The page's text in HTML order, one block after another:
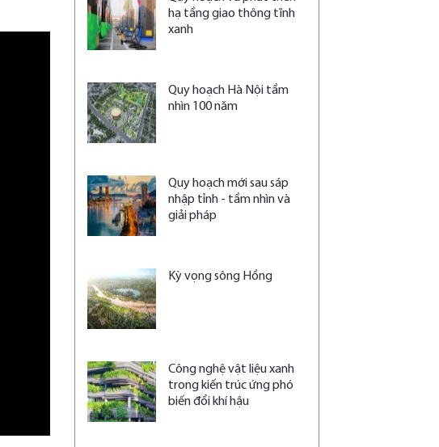
hạ tầng giao thông tĩnh
xanh
Quy hoạch Hà Nội tầm
nhìn 100 năm
Quy hoạch mới sau sáp
nhập tỉnh - tầm nhìn và
giải pháp
Kỳ vọng sông Hồng
Công nghệ vật liệu xanh
trong kiến trúc ứng phó
biến đổi khí hậu